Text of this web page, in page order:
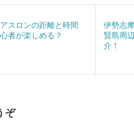
アスロンの距離と時間
者が楽しめる？
伊勢志
賢島周
介！
ぞ